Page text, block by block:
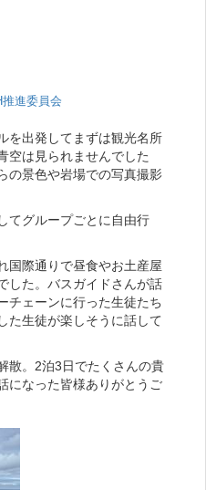
進委員会
を出発してまずは観光名所
空は見られませんでした
の景色や岩場での写真撮影
てグループごとに自由行
国際通りで昼食やお土産屋
した。バスガイドさんが話
チェーンに行った生徒たち
た生徒が楽しそうに話して
散。2泊3日でたくさんの貴
になった皆様ありがとうご